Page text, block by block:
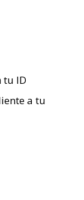
tu ID
a tu